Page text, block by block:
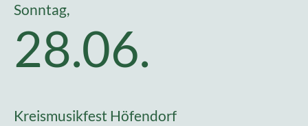
Sonntag,
28.06.
Kreismusikfest Höfendorf